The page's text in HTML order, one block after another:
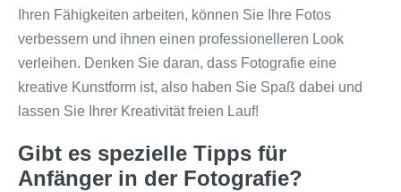
Ihren Fähigkeiten arbeiten, können Sie Ihre Fotos
verbessern und ihnen einen professionelleren Look
verleihen. Denken Sie daran, dass Fotografie eine
kreative Kunstform ist, also haben Sie Spaß dabei und
lassen Sie Ihrer Kreativität freien Lauf!
Gibt es spezielle Tipps für
Anfänger in der Fotografie?